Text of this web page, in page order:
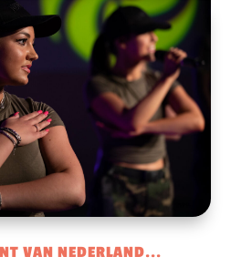
VAN NEDERLAND...